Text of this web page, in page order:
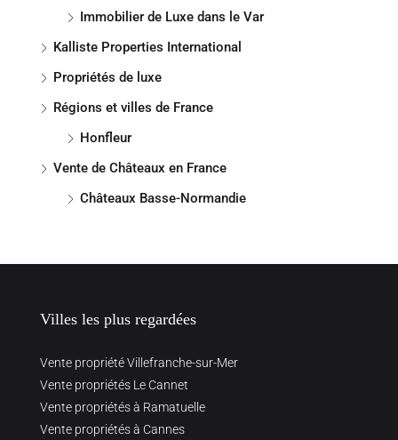
Immobilier de Luxe dans le Var
Kalliste Properties International
Propriétés de luxe
Régions et villes de France
Honfleur
Vente de Châteaux en France
Châteaux Basse-Normandie
Villes les plus regardées
Vente propriété Villefranche-sur-Mer
Vente propriétés Le Cannet
Vente propriétés à Ramatuelle
Vente propriétés à Cannes